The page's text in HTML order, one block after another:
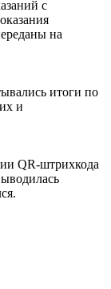
с
на
итоги по
и
QR-штрихкода